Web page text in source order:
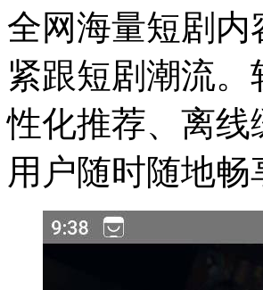
全网海量短剧
紧跟短剧潮流
性化推荐、离
用户随时随地